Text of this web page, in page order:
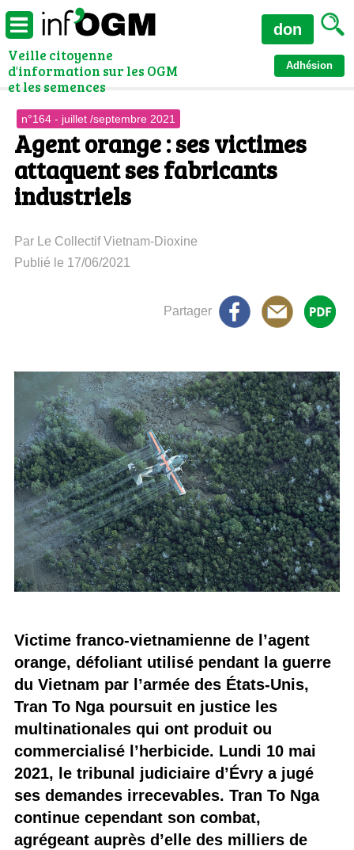
Veille citoyenne
d'information sur les OGM
et les semences
Adhésion
don
n°164 - juillet /septembre 2021
Agent orange : ses victimes
attaquent ses fabricants
industriels
Par Le Collectif Vietnam-Dioxine
Publié le 17/06/2021
Partager
Victime franco-vietnamienne de l’agent
orange, défoliant utilisé pendant la guerre
du Vietnam par l’armée des États-Unis,
Tran To Nga poursuit en justice les
multinationales qui ont produit ou
commercialisé l’herbicide. Lundi 10 mai
2021, le tribunal judiciaire d’Évry a jugé
ses demandes irrecevables. Tran To Nga
continue cependant son combat,
agrégeant auprès d’elle des milliers de